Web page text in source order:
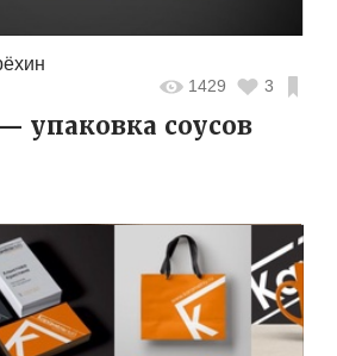
1429 3
упаковка соусов